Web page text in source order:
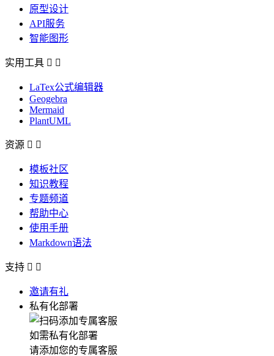
原型设计
API服务
智能图形
实用工具  
LaTex公式编辑器
Geogebra
Mermaid
PlantUML
资源  
模板社区
知识教程
专题频道
帮助中心
使用手册
Markdown语法
支持  
邀请有礼
私有化部署
如需私有化部署
请添加您的专属客服